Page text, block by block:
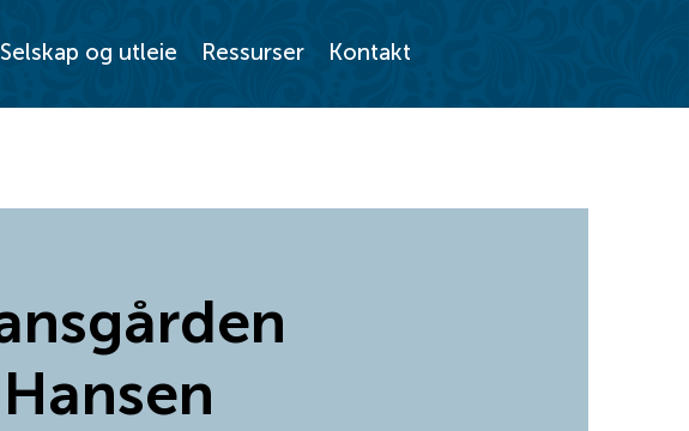
Selskap og utleie Ressurser Kontakt